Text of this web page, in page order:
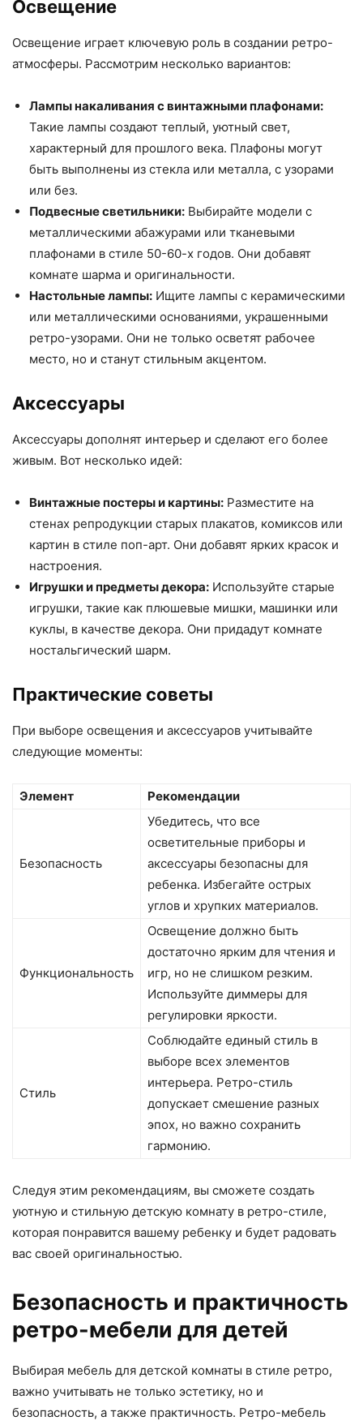
Освещение
Освещение играет ключевую роль в создании ретро-
атмосферы. Рассмотрим несколько вариантов:
Лампы накаливания с винтажными плафонами:
Такие лампы создают теплый, уютный свет,
характерный для прошлого века. Плафоны могут
быть выполнены из стекла или металла, с узорами
или без.
Подвесные светильники: Выбирайте модели с
металлическими абажурами или тканевыми
плафонами в стиле 50-60-х годов. Они добавят
комнате шарма и оригинальности.
Настольные лампы: Ищите лампы с керамическими
или металлическими основаниями, украшенными
ретро-узорами. Они не только осветят рабочее
место, но и станут стильным акцентом.
Аксессуары
Аксессуары дополнят интерьер и сделают его более
живым. Вот несколько идей:
Винтажные постеры и картины: Разместите на
стенах репродукции старых плакатов, комиксов или
картин в стиле поп-арт. Они добавят ярких красок и
настроения.
Игрушки и предметы декора: Используйте старые
игрушки, такие как плюшевые мишки, машинки или
куклы, в качестве декора. Они придадут комнате
ностальгический шарм.
Практические советы
При выборе освещения и аксессуаров учитывайте
следующие моменты:
Элемент Рекомендации
Безопасность
Убедитесь, что все
осветительные приборы и
аксессуары безопасны для
ребенка. Избегайте острых
углов и хрупких материалов.
Функциональность
Освещение должно быть
достаточно ярким для чтения и
игр, но не слишком резким.
Используйте диммеры для
регулировки яркости.
Стиль
Соблюдайте единый стиль в
выборе всех элементов
интерьера. Ретро-стиль
допускает смешение разных
эпох, но важно сохранить
гармонию.
Следуя этим рекомендациям, вы сможете создать
уютную и стильную детскую комнату в ретро-стиле,
которая понравится вашему ребенку и будет радовать
вас своей оригинальностью.
Безопасность и практичность
ретро-мебели для детей
Выбирая мебель для детской комнаты в стиле ретро,
важно учитывать не только эстетику, но и
безопасность, а также практичность. Ретро-мебель